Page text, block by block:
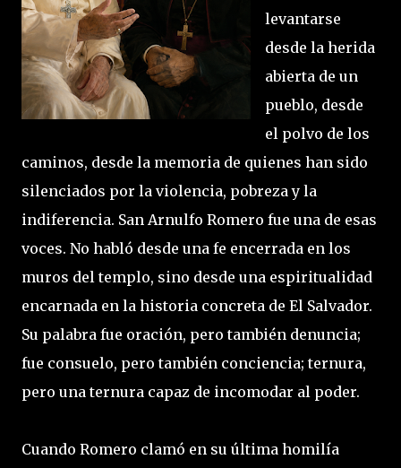
levantarse
desde la herida
abierta de un
pueblo, desde
el polvo de los
caminos, desde la memoria de quienes han sido
silenciados por la violencia, pobreza y la
indiferencia. San Arnulfo Romero fue una de esas
voces. No habló desde una fe encerrada en los
muros del templo, sino desde una espiritualidad
encarnada en la historia concreta de El Salvador.
Su palabra fue oración, pero también denuncia;
fue consuelo, pero también conciencia; ternura,
pero una ternura capaz de incomodar al poder.
Cuando Romero clamó en su última homilía